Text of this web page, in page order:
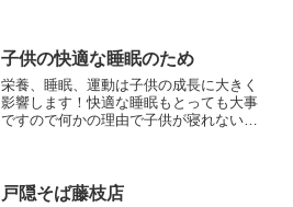
像以上に太かったです！そこ...
子供の快適な睡眠のため
栄養、睡眠、運動は子供の成長に大きく
影響します！快適な睡眠もとっても大事
ですので何かの理由で子供が寝れないな
寝具を替えました。ニトリ...
戸隠そば藤枝店